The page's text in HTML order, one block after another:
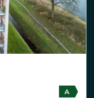
A